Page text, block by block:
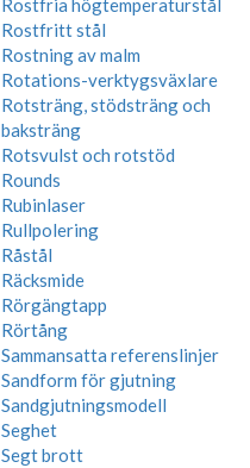
Rostfria högtemperaturstål
Rostfritt stål
Rostning av malm
Rotations-verktygsväxlare
Rotsträng, stödsträng och
baksträng
Rotsvulst och rotstöd
Rounds
Rubinlaser
Rullpolering
Råstål
Räcksmide
Rörgängtapp
Rörtång
Sammansatta referenslinjer
Sandform för gjutning
Sandgjutningsmodell
Seghet
Segt brott